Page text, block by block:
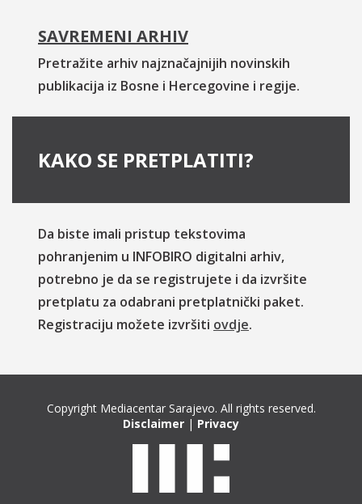
SAVREMENI ARHIV
Pretražite arhiv najznačajnijih novinskih
publikacija iz Bosne i Hercegovine i regije.
KAKO SE PRETPLATITI?
Da biste imali pristup tekstovima
pohranjenim u INFOBIRO digitalni arhiv,
potrebno je da se registrujete i da izvršite
pretplatu za odabrani pretplatnički paket.
Registraciju možete izvršiti ovdje.
Copyright Mediacentar Sarajevo. All rights reserved.
Disclaimer | Privacy